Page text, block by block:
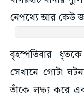
নেপথ্যে আর কেউ
বৃহস্পতিবার
সেখানে গোটা
তাঁকে লক্ষ্য করে